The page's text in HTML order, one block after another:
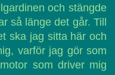
och stängde
så länge det går. Till
ska jag sitta här och
varför jag gör som
som driver mig